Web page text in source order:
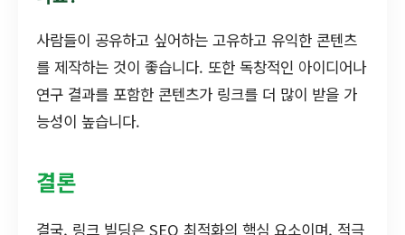
사람들이 공유하고 싶어하는 고유하고 유익한 콘텐츠
를 제작하는 것이 좋습니다. 또한 독창적인 아이디어나
연구 결과를 포함한 콘텐츠가 링크를 더 많이 받을 가
능성이 높습니다.
결론
결국, 링크 빌딩은 SEO 최적화의 핵심 요소이며, 적극